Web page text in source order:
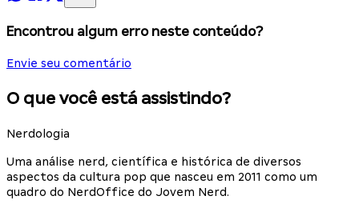
Encontrou algum erro neste conteúdo?
Envie seu comentário
O que você está assistindo?
Nerdologia
Uma análise nerd, científica e histórica de diversos
aspectos da cultura pop que nasceu em 2011 como um
quadro do NerdOffice do Jovem Nerd.